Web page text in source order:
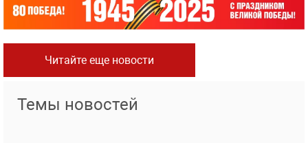
Читайте еще новости
Темы новостей